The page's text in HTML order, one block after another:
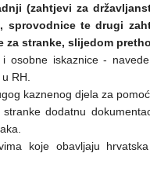
(zahtjevi za
sprovodnice te drugi
stranke, slijedom
osobne iskaznice -
RH.
kaznenog djela za
dodatnu
koje obavljaju